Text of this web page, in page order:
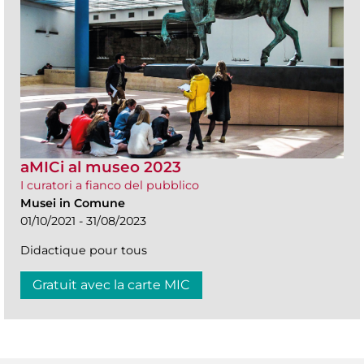
aMICi al museo 2023
I curatori a fianco del pubblico
Musei in Comune
01/10/2021 - 31/08/2023
Didactique pour tous
Gratuit avec la carte MIC